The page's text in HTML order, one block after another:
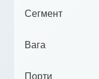
Сегмент
Вага
Порти